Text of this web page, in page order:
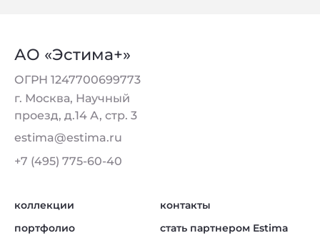
АО «Эстима+»
ОГРН 1247700699773
г. Москва, Научный
проезд, д.14 А, стр. 3
estima@estima.ru
+7 (495) 775-60-40
коллекции
портфолио
контакты
стать партнером Estima